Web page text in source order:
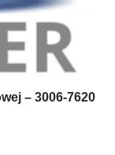
– 3006-7620